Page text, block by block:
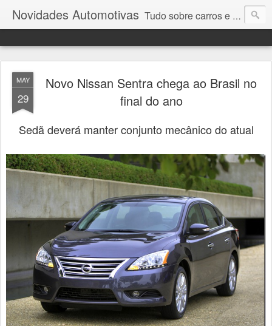
Novidades Automotivas Tudo sobre carros e motores
MAY
29
Novo Nissan Sentra chega ao Brasil no
final do ano
Sedã deverá manter conjunto mecânico do atual